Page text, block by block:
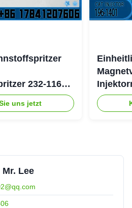
232-1167
3126 Motor
uns jetzt
4754
Mr. Lee